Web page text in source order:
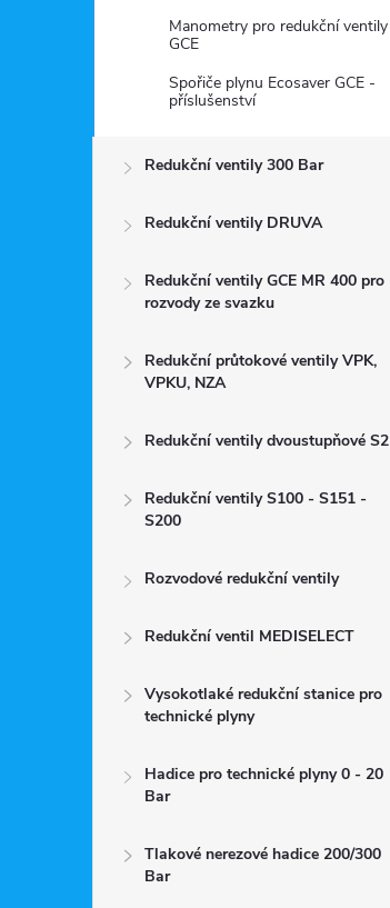
Manometry pro redukční ventily
GCE
Spořiče plynu Ecosaver GCE -
příslušenství
Redukční ventily 300 Bar
Redukční ventily DRUVA
Redukční ventily GCE MR 400 pro
rozvody ze svazku
Redukční průtokové ventily VPK,
VPKU, NZA
Redukční ventily dvoustupňové S2
Redukční ventily S100 - S151 -
S200
Rozvodové redukční ventily
Redukční ventil MEDISELECT
Vysokotlaké redukční stanice pro
technické plyny
Hadice pro technické plyny 0 - 20
Bar
Tlakové nerezové hadice 200/300
Bar